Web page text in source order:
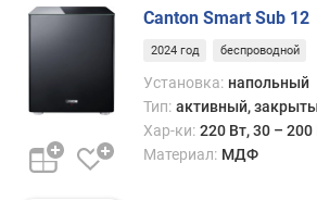
о
щ
ь
(
Canton Smart Sub 12
2024 год беспроводной
Установка: напольный
Тип: активный,
Хар-ки: 220 Вт, 30 – 200
Материал: МДФ